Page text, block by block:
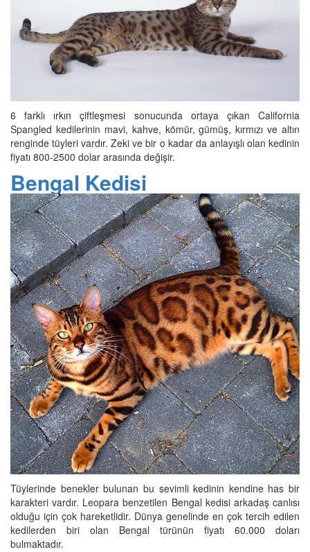
6 farklı ırkın çiftleşmesi sonucunda ortaya çıkan California
Spangled kedilerinin mavi, kahve, kömür, gümüş, kırmızı ve altın
renginde tüyleri vardır. Zeki ve bir o kadar da anlayışlı olan kedinin
fiyatı 800-2500 dolar arasında değişir.
Bengal Kedisi
Tüylerinde benekler bulunan bu sevimli kedinin kendine has bir
karakteri vardır. Leopara benzetilen Bengal kedisi arkadaş canlısı
olduğu için çok hareketlidir. Dünya genelinde en çok tercih edilen
kedilerden biri olan Bengal türünün fiyatı 60.000 doları
bulmaktadır.